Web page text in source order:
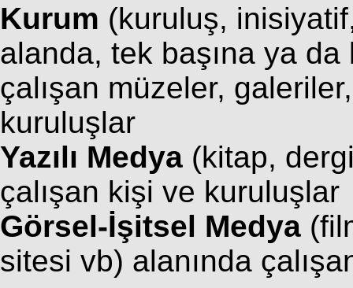
Kurum (kuruluş,
alanda, tek başına ya
çalışan müzeler,
kuruluşlar
Yazılı Medya (kitap,
çalışan kişi ve kuruluşlar
Görsel-İşitsel Medya
sitesi vb) alanında